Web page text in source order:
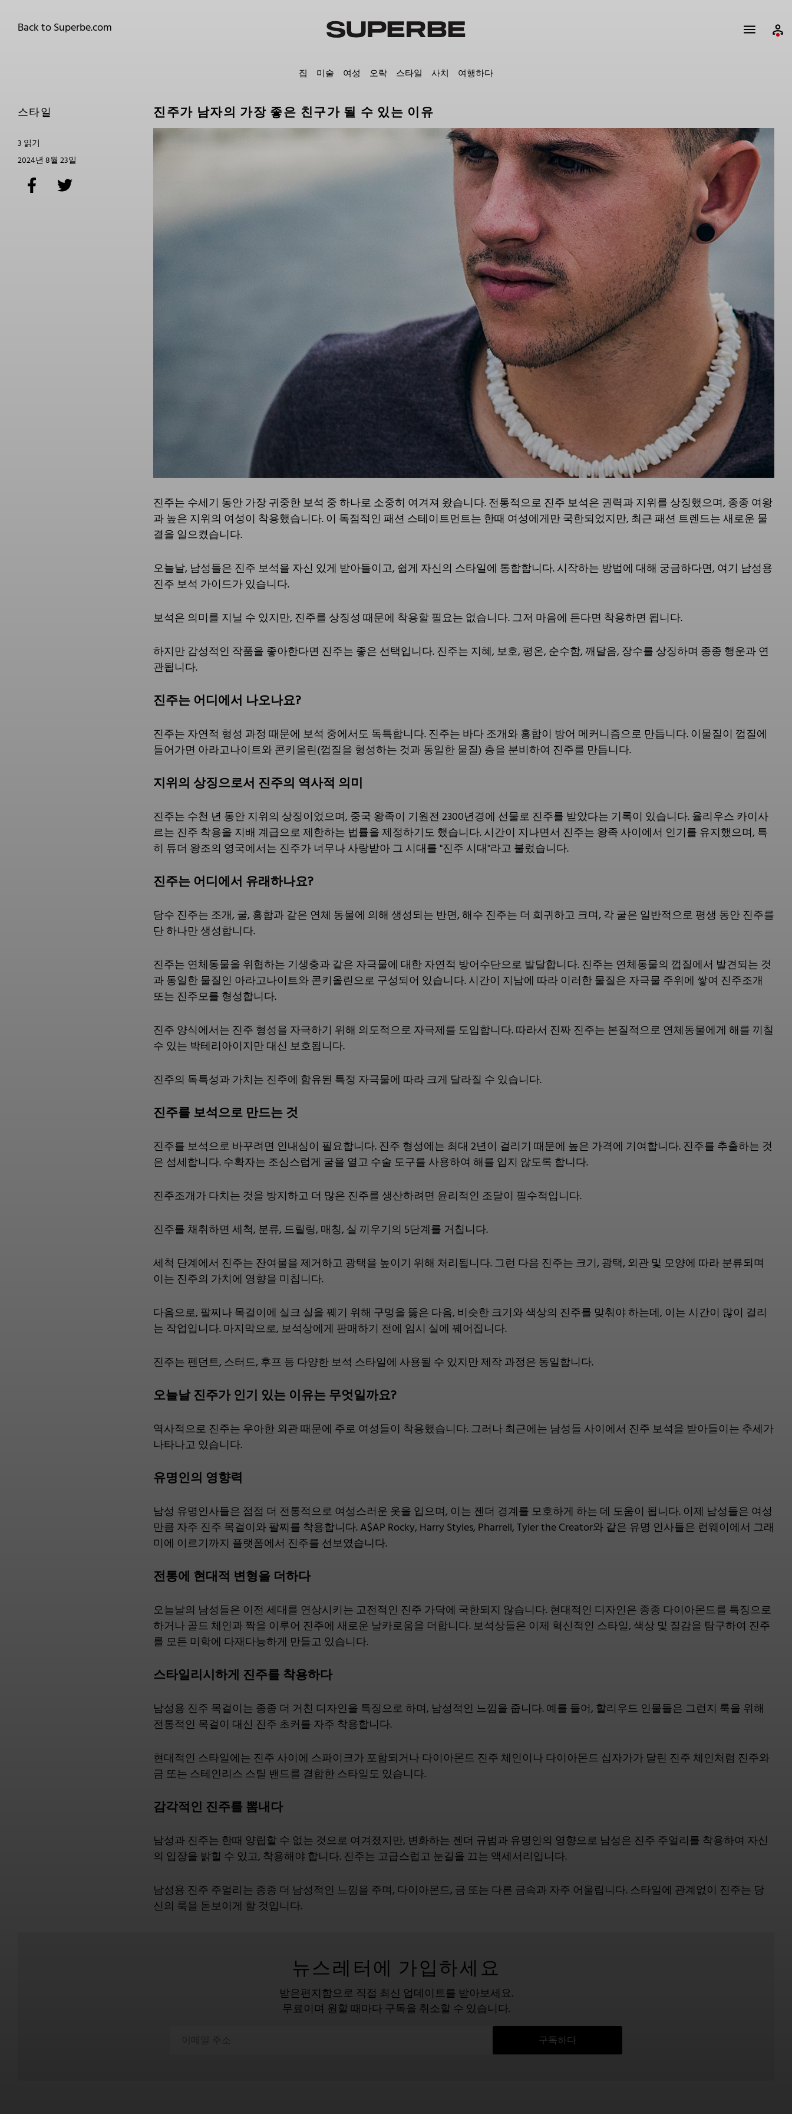
Back to Superbe.com
집 미술 여성 오락 스타일 사치 여행하다
진주가 남자의 가장 좋은 친구가 될 수 있는 이유
진주는 수세기 동안 가장 귀중한 보석 중 하나로 소중히 여겨져 왔습니다. 전통적으로 진주 보석은 권력과 지위를 상징했으며, 종종 여왕
과 높은 지위의 여성이 착용했습니다. 이 독점적인 패션 스테이트먼트는 한때 여성에게만 국한되었지만, 최근 패션 트렌드는 새로운 물
결을 일으켰습니다.
오늘날, 남성들은 진주 보석을 자신 있게 받아들이고, 쉽게 자신의 스타일에 통합합니다. 시작하는 방법에 대해 궁금하다면, 여기 남성용
진주 보석 가이드가 있습니다.
보석은 의미를 지닐 수 있지만, 진주를 상징성 때문에 착용할 필요는 없습니다. 그저 마음에 든다면 착용하면 됩니다.
하지만 감성적인 작품을 좋아한다면 진주는 좋은 선택입니다. 진주는 지혜, 보호, 평온, 순수함, 깨달음, 장수를 상징하며 종종 행운과 연
관됩니다.
진주는 어디에서 나오나요?
진주는 자연적 형성 과정 때문에 보석 중에서도 독특합니다. 진주는 바다 조개와 홍합이 방어 메커니즘으로 만듭니다. 이물질이 껍질에
들어가면 아라고나이트와 콘키올린(껍질을 형성하는 것과 동일한 물질) 층을 분비하여 진주를 만듭니다.
지위의 상징으로서 진주의 역사적 의미
진주는 수천 년 동안 지위의 상징이었으며, 중국 왕족이 기원전 2300년경에 선물로 진주를 받았다는 기록이 있습니다. 율리우스 카이사
르는 진주 착용을 지배 계급으로 제한하는 법률을 제정하기도 했습니다. 시간이 지나면서 진주는 왕족 사이에서 인기를 유지했으며, 특
히 튜더 왕조의 영국에서는 진주가 너무나 사랑받아 그 시대를 "진주 시대"라고 불렀습니다.
진주는 어디에서 유래하나요?
담수 진주는 조개, 굴, 홍합과 같은 연체 동물에 의해 생성되는 반면, 해수 진주는 더 희귀하고 크며, 각 굴은 일반적으로 평생 동안 진주를
단 하나만 생성합니다.
진주는 연체동물을 위협하는 기생충과 같은 자극물에 대한 자연적 방어수단으로 발달합니다. 진주는 연체동물의 껍질에서 발견되는 것
과 동일한 물질인 아라고나이트와 콘키올린으로 구성되어 있습니다. 시간이 지남에 따라 이러한 물질은 자극물 주위에 쌓여 진주조개
또는 진주모를 형성합니다.
진주 양식에서는 진주 형성을 자극하기 위해 의도적으로 자극제를 도입합니다. 따라서 진짜 진주는 본질적으로 연체동물에게 해를 끼칠
수 있는 박테리아이지만 대신 보호됩니다.
진주의 독특성과 가치는 진주에 함유된 특정 자극물에 따라 크게 달라질 수 있습니다.
진주를 보석으로 만드는 것
진주를 보석으로 바꾸려면 인내심이 필요합니다. 진주 형성에는 최대 2년이 걸리기 때문에 높은 가격에 기여합니다. 진주를 추출하는 것
은 섬세합니다. 수확자는 조심스럽게 굴을 열고 수술 도구를 사용하여 해를 입지 않도록 합니다.
진주조개가 다치는 것을 방지하고 더 많은 진주를 생산하려면 윤리적인 조달이 필수적입니다.
진주를 채취하면 세척, 분류, 드릴링, 매칭, 실 끼우기의 5단계를 거칩니다.
세척 단계에서 진주는 잔여물을 제거하고 광택을 높이기 위해 처리됩니다. 그런 다음 진주는 크기, 광택, 외관 및 모양에 따라 분류되며
이는 진주의 가치에 영향을 미칩니다.
다음으로, 팔찌나 목걸이에 실크 실을 꿰기 위해 구멍을 뚫은 다음, 비슷한 크기와 색상의 진주를 맞춰야 하는데, 이는 시간이 많이 걸리
는 작업입니다. 마지막으로, 보석상에게 판매하기 전에 임시 실에 꿰어집니다.
진주는 펜던트, 스터드, 후프 등 다양한 보석 스타일에 사용될 수 있지만 제작 과정은 동일합니다.
오늘날 진주가 인기 있는 이유는 무엇일까요?
역사적으로 진주는 우아한 외관 때문에 주로 여성들이 착용했습니다. 그러나 최근에는 남성들 사이에서 진주 보석을 받아들이는 추세가
나타나고 있습니다.
유명인의 영향력
남성 유명인사들은 점점 더 전통적으로 여성스러운 옷을 입으며, 이는 젠더 경계를 모호하게 하는 데 도움이 됩니다. 이제 남성들은 여성
만큼 자주 진주 목걸이와 팔찌를 착용합니다. A$AP Rocky, Harry Styles, Pharrell, Tyler the Creator와 같은 유명 인사들은 런웨이에서 그래
미에 이르기까지 플랫폼에서 진주를 선보였습니다.
전통에 현대적 변형을 더하다
오늘날의 남성들은 이전 세대를 연상시키는 고전적인 진주 가닥에 국한되지 않습니다. 현대적인 디자인은 종종 다이아몬드를 특징으로
하거나 골드 체인과 짝을 이루어 진주에 새로운 날카로움을 더합니다. 보석상들은 이제 혁신적인 스타일, 색상 및 질감을 탐구하여 진주
를 모든 미학에 다재다능하게 만들고 있습니다.
스타일리시하게 진주를 착용하다
남성용 진주 목걸이는 종종 더 거친 디자인을 특징으로 하며, 남성적인 느낌을 줍니다. 예를 들어, 할리우드 인물들은 그런지 룩을 위해
전통적인 목걸이 대신 진주 초커를 자주 착용합니다.
현대적인 스타일에는 진주 사이에 스파이크가 포함되거나 다이아몬드 진주 체인이나 다이아몬드 십자가가 달린 진주 체인처럼 진주와
금 또는 스테인리스 스틸 밴드를 결합한 스타일도 있습니다.
감각적인 진주를 뽐내다
남성과 진주는 한때 양립할 수 없는 것으로 여겨졌지만, 변화하는 젠더 규범과 유명인의 영향으로 남성은 진주 주얼리를 착용하여 자신
의 입장을 밝힐 수 있고, 착용해야 합니다. 진주는 고급스럽고 눈길을 끄는 액세서리입니다.
남성용 진주 주얼리는 종종 더 남성적인 느낌을 주며, 다이아몬드, 금 또는 다른 금속과 자주 어울립니다. 스타일에 관계없이 진주는 당
신의 룩을 돋보이게 할 것입니다.
스타일
3 읽기
2024년 8월 23일
뉴스레터에 가입하세요
받은편지함으로 직접 최신 업데이트를 받아보세요.
무료이며 원할 때마다 구독을 취소할 수 있습니다.
구독하다